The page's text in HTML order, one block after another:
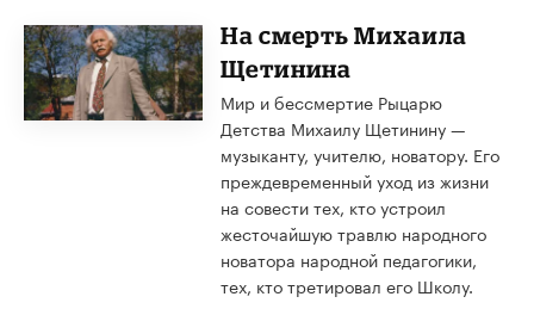
​На смерть Михаила
Щетинина
Мир и бессмертие Рыцарю
Детства Михаилу Щетинину —
музыканту, учителю, новатору. Его
преждевременный уход из жизни
на совести тех, кто устроил
жесточайшую травлю народного
новатора народной педагогики,
тех, кто третировал его Школу.